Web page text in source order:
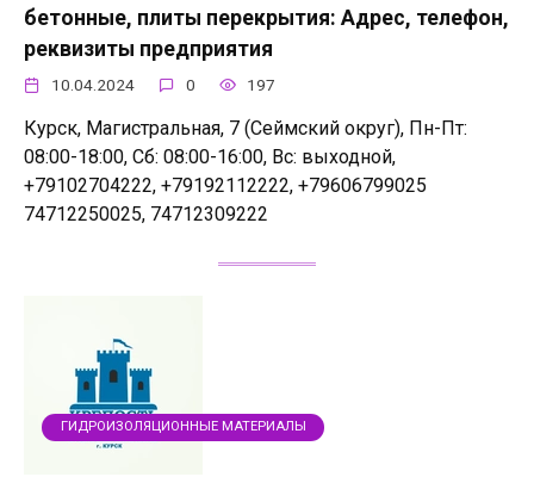
бетонные, плиты перекрытия: Адрес, телефон,
реквизиты предприятия
10.04.2024 0 197
Курск, Магистральная, 7 (Сеймский округ), Пн-Пт:
08:00-18:00, Сб: 08:00-16:00, Вс: выходной,
+79102704222, +79192112222, +79606799025
74712250025, 74712309222
ГИДРОИЗОЛЯЦИОННЫЕ МАТЕРИАЛЫ